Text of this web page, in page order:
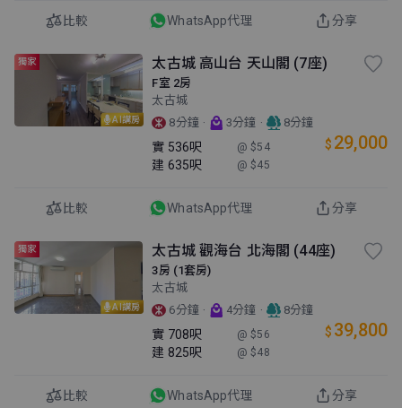
比較 WhatsApp代理 分享
AI講房
獨家 太古城 高山台 天山閣 (7座)
F室 2房
太古城
8分鐘 · 3分鐘 · 8分鐘
實 536呎 @ $54
建 635呎 @ $45
$ 29,000
比較 WhatsApp代理 分享
AI講房
獨家 太古城 觀海台 北海閣 (44座)
3房 (1套房)
太古城
6分鐘 · 4分鐘 · 8分鐘
實 708呎 @ $56
建 825呎 @ $48
$ 39,800
比較 WhatsApp代理 分享